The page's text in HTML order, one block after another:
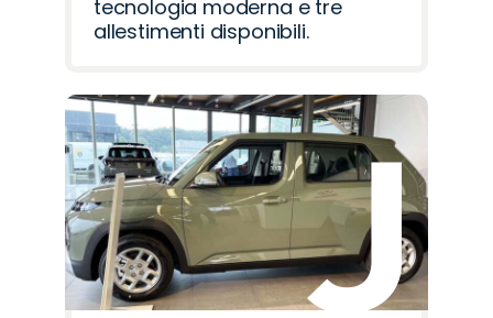
tecnologia moderna e tre
allestimenti disponibili.